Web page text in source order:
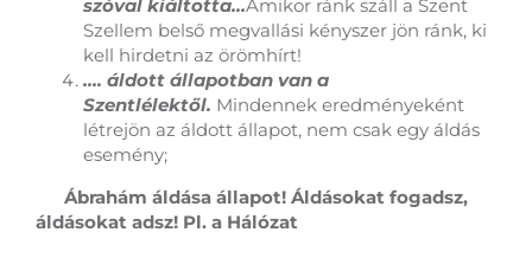
szóval kiáltotta…Amikor ránk száll a Szent
Szellem belső megvallási kényszer jön ránk, ki
kell hirdetni az örömhírt!
…. áldott állapotban van a
Szentlélektől. Mindennek eredményeként
létrejön az áldott állapot, nem csak egy áldás
esemény;
Ábrahám áldása állapot! Áldásokat fogadsz,
áldásokat adsz! Pl. a Hálózat